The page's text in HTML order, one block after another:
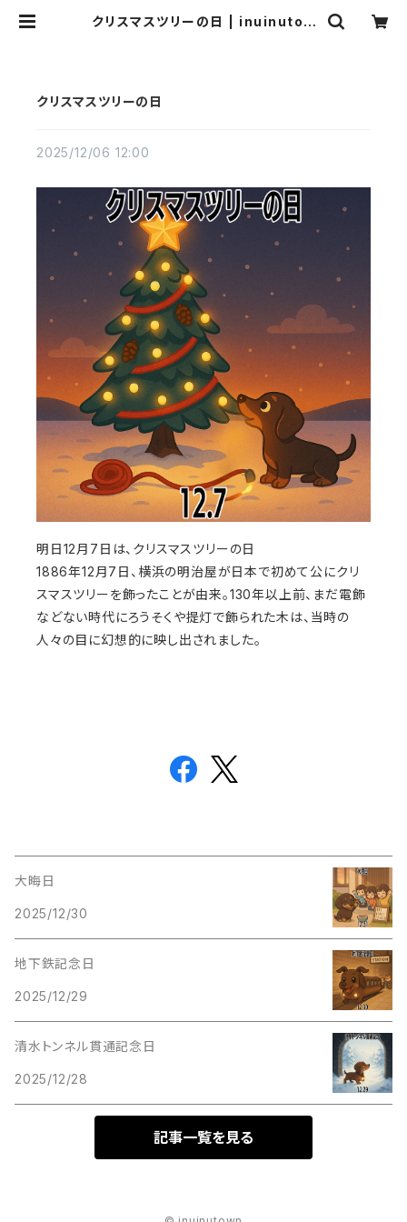
クリスマスツリーの日 | inuinutow
クリスマスツリーの日
2025/12/06 12:00
明日12月7日は、クリスマスツリーの日
1886年12月7日、横浜の明治屋が日本で初めて公にクリ
スマスツリーを飾ったことが由来。130年以上前、まだ電飾
などない時代にろうそくや提灯で飾られた木は、当時の
人々の目に幻想的に映し出されました。
大晦日
2025/12/30
地下鉄記念日
2025/12/29
清水トンネル貫通記念日
2025/12/28
記事一覧を見る